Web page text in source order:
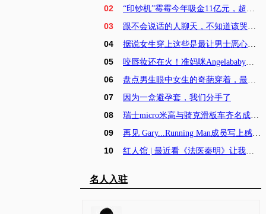
02 “印钞机”霉霉今年吸金11亿元，超模生日趴辣眼睛
03 跟不会说话的人聊天，不知道该哭还是该笑！
04 据说女生穿上这些是最让男士恶心的，看看你中了吗
05 咬唇妆还在火！准妈咪Angelababy咬唇妆惊艳全场！
06 盘点男生眼中女生的奇葩穿着，最后一个好吃惊！
07 因为一盒避孕套，我们分手了
08 瑞士micro米高与骑克滑板车齐名成为明星宝宝新宠
09 再见 Gary...Running Man成员写上感人道別信，泪别狗哥
10 红人馆 | 最近看《法医秦明》让我又爱上了可爱的焦俊艳
名人入驻